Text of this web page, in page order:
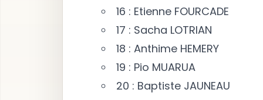
16 : Etienne FOURCADE
17 : Sacha LOTRIAN
18 : Anthime HEMERY
19 : Pio MUARUA
20 : Baptiste JAUNEAU